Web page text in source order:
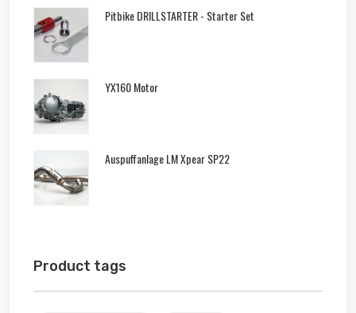
Pitbike DRILLSTARTER - Starter Set
YX160 Motor
Auspuffanlage LM Xpear SP22
Product tags